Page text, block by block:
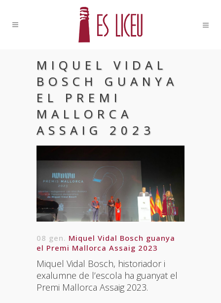
MIQUEL VIDAL
BOSCH GUANYA
EL PREMI
MALLORCA
ASSAIG 2023
08 gen. Miquel Vidal Bosch guanya
el Premi Mallorca Assaig 2023
Miquel Vidal Bosch, historiador i
exalumne de l’escola ha guanyat el
Premi Mallorca Assaig 2023.